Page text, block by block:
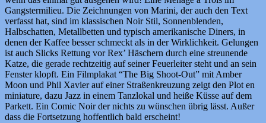
Gangstermilieu. Die Zeichnungen von Marini, der auch den Text
verfasst hat, sind im klassischen Noir Stil, Sonnenblenden,
Halbschatten, Metallbetten und typisch amerikanische Diners, in
denen der Kaffee besser schmeckt als in der Wirklichkeit. Gelungen
ist auch Slicks Rettung vor Rex’ Häschern durch eine streunende
Katze, die gerade rechtzeitig auf seiner Feuerleiter steht und an sein
Fenster klopft. Ein Filmplakat “The Big Shoot-Out” mit Amber
Moon und Phil Xavier auf einer Straßenkreuzung zeigt den Plot en
miniature, dazu Jazz in einem Tanzlokal und heiße Küsse auf dem
Parkett. Ein Comic Noir der nichts zu wünschen übrig lässt. Außer
dass die Fortsetzung hoffentlich bald erscheint!